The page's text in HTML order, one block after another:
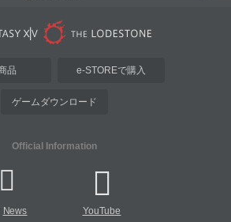
品 e-STOREで購入
ゲームダウンロード
Official Information
News YouTube